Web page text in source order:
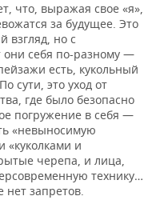
что, выражая свое «я»,
за будущее. Это
взгляд, но с
себя по-разному —
есть, кукольный
сути, это уход от
где было безопасно
погружение в себя —
«невыносимую
«куколками и
черепа, и лица,
технику…
запретов.